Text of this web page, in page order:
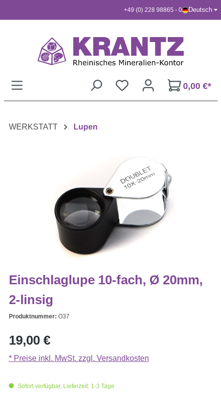
+49 (0) 228 98865 - 0 Deutsch
0,00 €*
WERKSTATT Lupen
Einschlaglupe 10-fach, Ø 20mm,
2-linsig
Produktnummer: O37
Regulärer Preis:
19,00 €
* Preise inkl. MwSt. zzgl. Versandkosten
Sofort verfügbar, Lieferzeit: 1-3 Tage